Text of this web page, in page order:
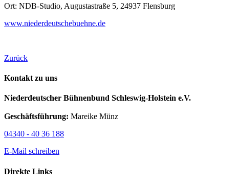
Ort: NDB-Studio, Augustastraße 5, 24937 Flensburg
www.niederdeutschebuehne.de
Zurück
Kontakt zu uns
Niederdeutscher Bühnenbund Schleswig-Holstein e.V.
Geschäftsführung: Mareike Münz
04340 - 40 36 188
E-Mail schreiben
Direkte Links